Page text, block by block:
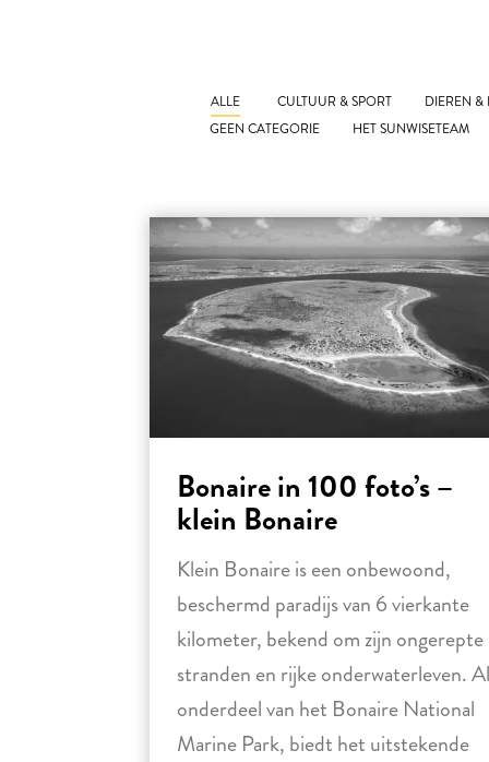
ALLE CULTUUR & SPORT
DIEREN &
GEEN CATEGORIE
HET SUNWISETEAM
Bonaire in 100 foto’s –
klein Bonaire
Klein Bonaire is een onbewoond,
beschermd paradijs van 6 vierkante
kilometer, bekend om zijn ongerepte
stranden en rijke onderwaterleven.
onderdeel van het Bonaire National
Marine Park, biedt het uitstekende